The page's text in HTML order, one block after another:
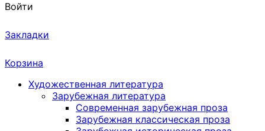
Войти
Закладки
Корзина
Художественная литература
Зарубежная литература
Современная зарубежная проза
Зарубежная классическая проза